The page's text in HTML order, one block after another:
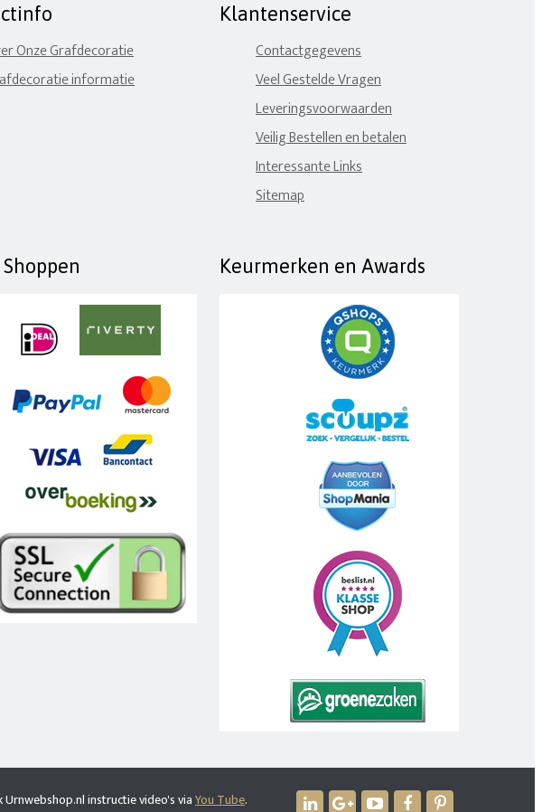
Onze Grafdecoratie
informatie
Klantenservice
Contactgegevens
Veel Gestelde Vragen
Leveringsvoorwaarden
Veilig Bestellen en betalen
Interessante Links
Sitemap
Keurmerken en Awards
Urnwebshop.nl instructie video's viaYou Tube.